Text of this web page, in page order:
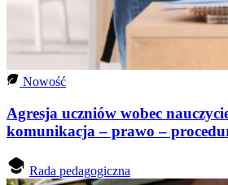
Nowość
Agresja uczniów wobec
komunikacja – prawo –
Rada pedagogiczna